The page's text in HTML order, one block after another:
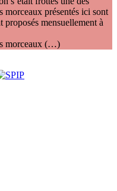
morceaux présentés ici sont
mensuellement à
morceaux (…)